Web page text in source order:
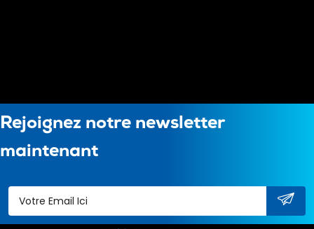
Rejoignez notre newsletter
maintenant